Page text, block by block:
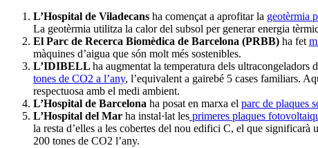
L’Hospital de Viladecans ha començat a aprofitar la geotèrmia
La geotèrmia utilitza la calor del subsol per generar energia
El Parc de Recerca Biomèdica de Barcelona (PRBB) ha fet
màquines d’aigua que són molt més sostenibles.
L’IDIBELL ha augmentat la temperatura dels ultracongeladors
tones de CO2 a l’any, l’equivalent a gairebé 5 cases familiars.
respectuosa amb el medi ambient.
L’Hospital de Barcelona ha posat en marxa el parc de plaques
L’Hospital del Mar ha instal·lat les primeres plaques
la resta d’elles a les cobertes del nou edifici C, el que
200 tones de CO2 l’any.